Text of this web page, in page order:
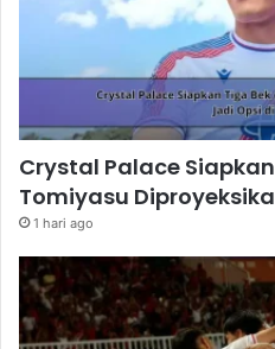
Crystal Palace
Tomiyasu
1 hari ago